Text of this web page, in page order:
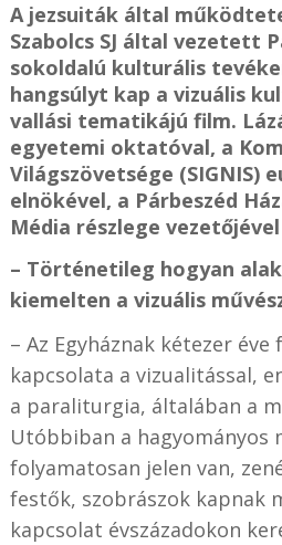
A jezsuiták által
Szabolcs SJ által vezetett
sokoldalú kulturális
hangsúlyt kap a vizuális
vallási tematikájú film.
egyetemi oktatóval, a
Világszövetsége (SIGNIS)
elnökével, a Párbeszéd
Média részlege
– Történetileg hogyan
kiemelten a vizuális
– Az Egyháznak kétezer éve
kapcsolata a vizualitással,
a paraliturgia, általában a
Utóbbiban a hagyományos
folyamatosan jelen van,
festők, szobrászok kapnak
kapcsolat évszázadokon